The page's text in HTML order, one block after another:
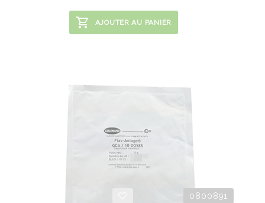
AJOUTER AU PANIER
0800891